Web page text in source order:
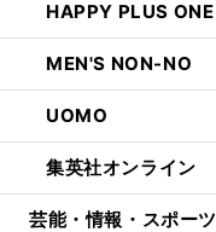
HAPPY PLUS ONE
MEN'S NON-NO
UOMO
集英社オンライン
芸能・情報・スポーツ